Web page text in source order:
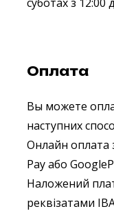
Оплата
Вы можете
наступних
Онлайн оплата
Pay або
Наложений
реквізатами